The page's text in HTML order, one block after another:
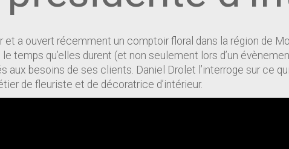
a ouvert récemment un comptoir floral dans la région de
temps qu’elles durent (et non seulement lors d’un
aux besoins de ses clients. Daniel Drolet l’interroge sur ce
de fleuriste et de décoratrice d’intérieur.